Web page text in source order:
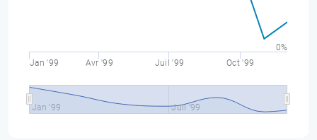
Jan '99 Avr '99 Juil '99 Oct '99
Jan '99 Juil '99
0%